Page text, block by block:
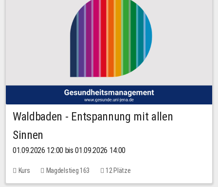
Waldbaden - Entspannung mit allen
Sinnen
01.09.2026 12:00 bis 01.09.2026 14:00
Kurs Magdelstieg 163 12 Plätze